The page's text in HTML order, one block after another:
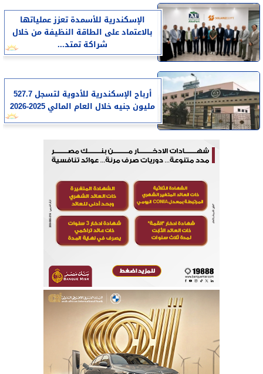
الإسكندرية للأسمدة تعزز عملياتها
بالاعتماد على الطاقة النظيفة من خلال
شراكة تمتد...
أرباح الإسكندرية للأدوية لتسجل 527.7
مليون جنيه خلال العام المالي 2025-2026